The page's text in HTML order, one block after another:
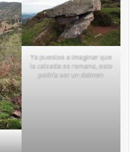
Ya puestos a imaginar que
la calzada es romana, esto
podría ser un dolmen